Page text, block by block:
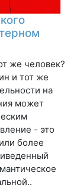
же человек?
и тот же
на
может
- это
более